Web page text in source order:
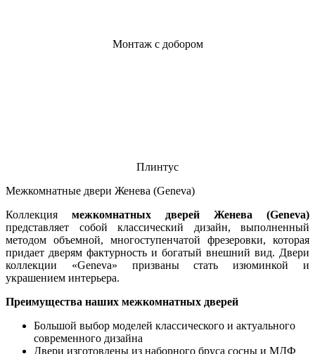
Монтаж с добором
Плинтус
Межкомнатные двери Женева (Geneva)
Коллекция межкомнатных дверей Женева (Geneva)
представляет собой классический дизайн, выполненный
методом объемной, многоступенчатой фрезеровки, которая
придает дверям фактурность и богатый внешний вид. Двери
коллекции «Geneva» призваны стать изюминкой и
украшением интерьера.
Преимущества наших межкомнатных дверей
Большой выбор моделей классического и актуального
современного дизайна
Двери изготовлены из наборного бруса сосны и МДФ